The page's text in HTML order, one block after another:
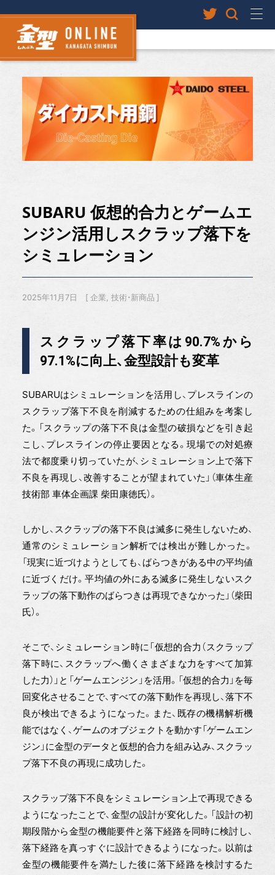
SUBARU 仮想的合力とゲームエ
ンジン活用しスクラップ落下を
シミュレーション
2025年11月7日 企業 技術・新商品
スクラップ落下率は90.7%から
97.1%に向上、金型設計も変革
SUBARUはシミュレーションを活用し、プレスラインの
スクラップ落下不良を削減するための仕組みを考案し
た。「スクラップの落下不良は金型の破損などを引き起
こし、プレスラインの停止要因となる。現場での対処療
法で都度乗り切っていたが、シミュレーション上で落下
不良を再現し、改善することが望まれていた」（車体生産
技術部 車体企画課 柴田康徳氏）。
しかし、スクラップの落下不良は滅多に発生しないため、
通常のシミュレーション解析では検出が難しかった。
「現実に近づけようとしても、ばらつきがある中の平均値
に近づくだけ。平均値の外にある滅多に発生しないスク
ラップの落下動作のばらつきは再現できなかった」（柴田
氏）。
そこで、シミュレーション時に「仮想的合力（スクラップ
落下時に、スクラップへ働くさまざまな力をすべて加算
した力）」と「ゲームエンジン」を活用。「仮想的合力」を毎
回変化させることで、すべての落下動作を再現し、落下不
良が検出できるようになった。また、既存の機構解析機
能ではなく、ゲームのオブジェクトを動かす「ゲームエン
ジン」に金型のデータと仮想的合力を組み込み、スクラッ
プ落下不良の再現に成功した。
スクラップ落下不良をシミュレーション上で再現できる
ようになったことで、金型の設計が変化した。「設計の初
期段階から金型の機能要件と落下経路を同時に検討し、
落下経路を真っすぐに設計できるようになった。以前は
金型の機能要件を満たした後に落下経路を検討するた